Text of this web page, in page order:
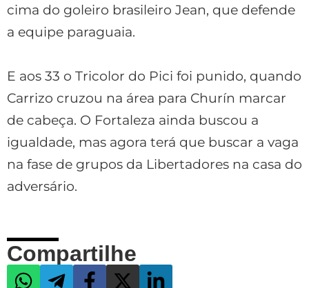
cima do goleiro brasileiro Jean, que defende
a equipe paraguaia.
E aos 33 o Tricolor do Pici foi punido, quando
Carrizo cruzou na área para Churín marcar
de cabeça. O Fortaleza ainda buscou a
igualdade, mas agora terá que buscar a vaga
na fase de grupos da Libertadores na casa do
adversário.
Compartilhe